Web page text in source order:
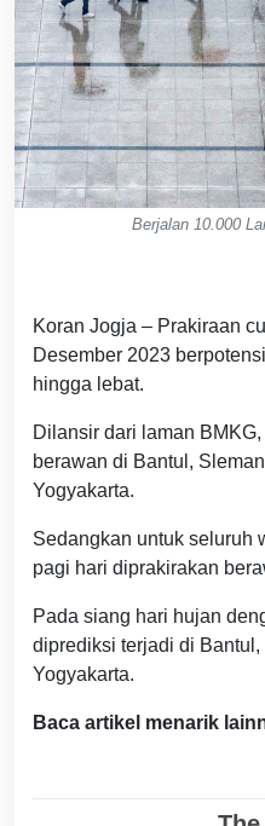
Berjalan 10.000
Koran Jogja – Prakiraan
Desember 2023
hingga lebat.
Dilansir dari laman
berawan di Bantul,
Yogyakarta.
Sedangkan untuk seluruh
pagi hari diprakirakan
Pada siang hari hujan
diprediksi terjadi di
Yogyakarta.
Baca artikel menarik